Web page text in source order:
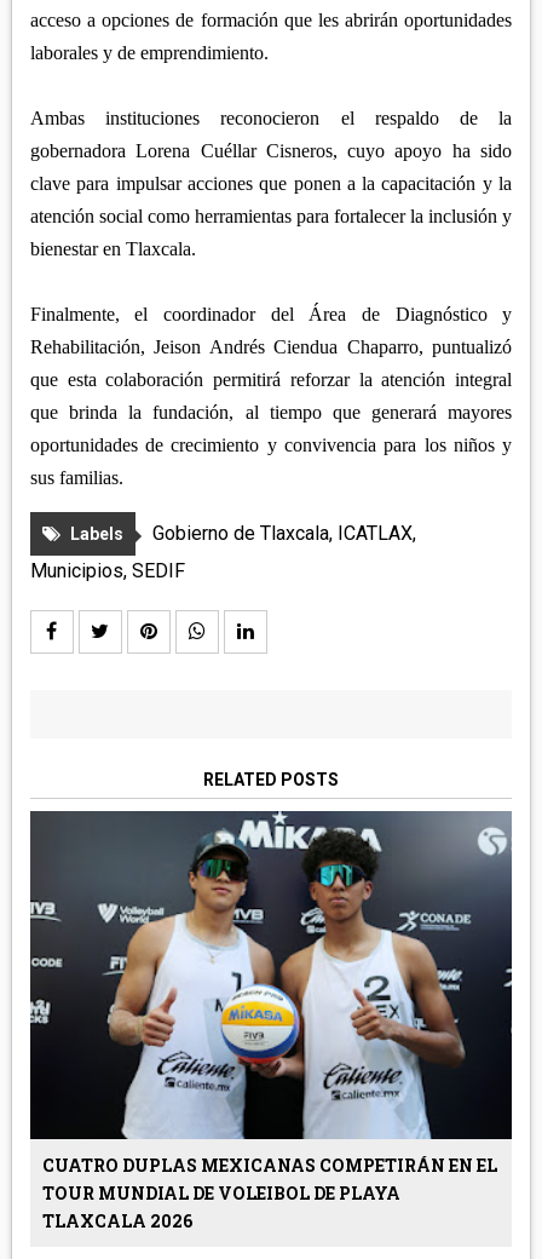
acceso a opciones de formación que les abrirán oportunidades
laborales y de emprendimiento.
Ambas instituciones reconocieron el respaldo de la
gobernadora Lorena Cuéllar Cisneros, cuyo apoyo ha sido
clave para impulsar acciones que ponen a la capacitación y la
atención social como herramientas para fortalecer la inclusión y
bienestar en Tlaxcala.
Finalmente, el coordinador del Área de Diagnóstico y
Rehabilitación, Jeison Andrés Ciendua Chaparro, puntualizó
que esta colaboración permitirá reforzar la atención integral
que brinda la fundación, al tiempo que generará mayores
oportunidades de crecimiento y convivencia para los niños y
sus familias.
Labels Gobierno de Tlaxcala, ICATLAX,
Municipios, SEDIF
RELATED POSTS
CUATRO DUPLAS MEXICANAS COMPETIRÁN EN EL
TOUR MUNDIAL DE VOLEIBOL DE PLAYA
TLAXCALA 2026